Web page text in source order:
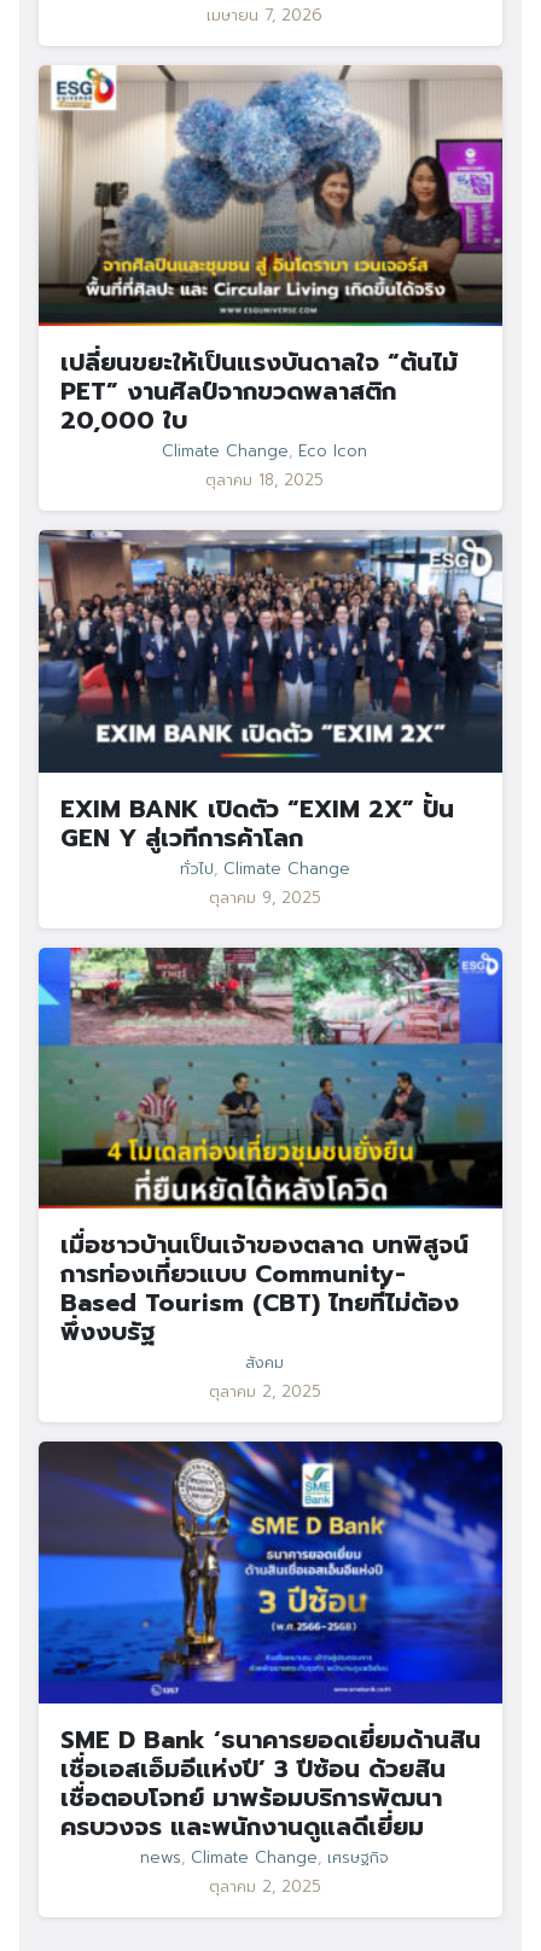
Search
for: Search
เมษายน 7, 2026
เปลี่ยนขยะให้เป็นแรงบันดาลใจ “ต้นไม้
PET” งานศิลป์จากขวดพลาสติก
20,000 ใบ
Climate Change, Eco Icon
ตุลาคม 18, 2025
EXIM BANK เปิดตัว “EXIM 2X” ปั้น
GEN Y สู่เวทีการค้าโลก
ทั่วไป, Climate Change
ตุลาคม 9, 2025
เมื่อชาวบ้านเป็นเจ้าของตลาด บทพิสูจน์
การท่องเที่ยวแบบ Community-
Based Tourism (CBT) ไทยที่ไม่ต้อง
พึ่งงบรัฐ
สังคม
ตุลาคม 2, 2025
SME D Bank ‘ธนาคารยอดเยี่ยมด้านสิน
เชื่อเอสเอ็มอีแห่งปี’ 3 ปีซ้อน ด้วยสิน
เชื่อตอบโจทย์ มาพร้อมบริการพัฒนา
ครบวงจร และพนักงานดูแลดีเยี่ยม
news, Climate Change, เศรษฐกิจ
ตุลาคม 2, 2025